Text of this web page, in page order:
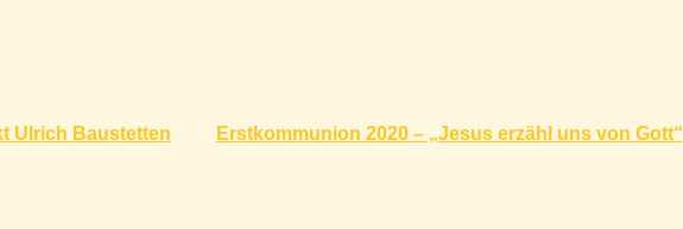
Ulrich Baustetten Erstkommunion 2020 – „Jesus erzähl uns von Gott“